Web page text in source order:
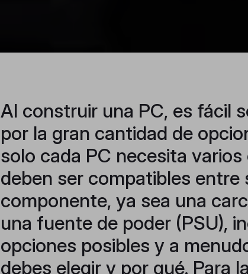
Al construir una PC, es fácil
por la gran cantidad de
solo cada PC necesita
deben ser compatibles entre
componente, ya sea una
una fuente de poder (PSU),
opciones posibles y a
debes elegir y por qué. Para